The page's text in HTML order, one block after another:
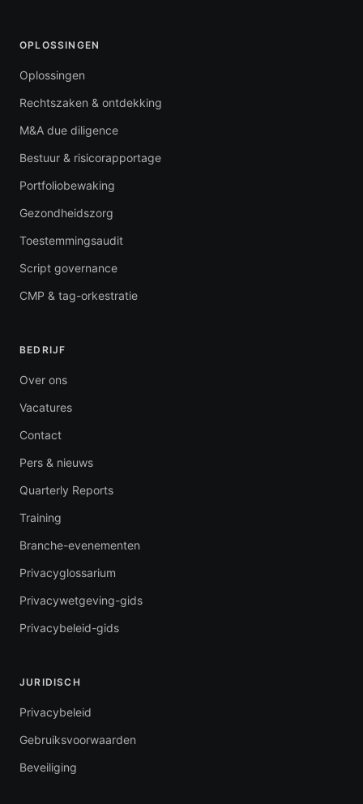
OPLOSSINGEN
Oplossingen
Rechtszaken & ontdekking
M&A due diligence
Bestuur & risicorapportage
Portfoliobewaking
Gezondheidszorg
Toestemmingsaudit
Script governance
CMP & tag-orkestratie
BEDRIJF
Over ons
Vacatures
Contact
Pers & nieuws
Quarterly Reports
Training
Branche-evenementen
Privacyglossarium
Privacywetgeving-gids
Privacybeleid-gids
JURIDISCH
Privacybeleid
Gebruiksvoorwaarden
Beveiliging